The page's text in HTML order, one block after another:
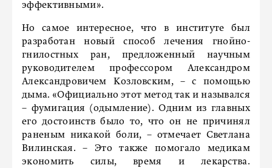
эффективными».
Но самое интересное, что в институте был
разработан новый способ лечения гнойно-
гнилостных ран, предложенный научным
руководителем профессором Александром
Александровичем Козловским, – с помощью
дыма. «Официально этот метод так и назывался
– фумигация (одымление). Одним из главных
его достоинств было то, что он не причинял
раненым никакой боли, – отмечает Светлана
Вилинская. – Это также помогало медикам
экономить силы, время и лекарства.